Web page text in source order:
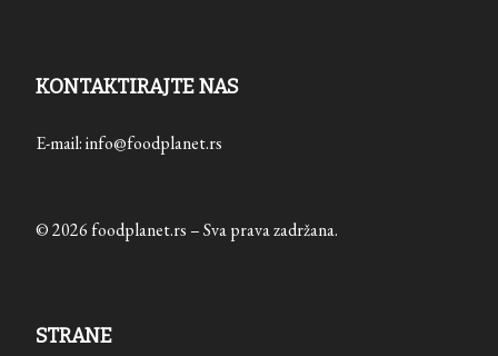
KONTAKTIRAJTE NAS
E-mail: info@foodplanet.rs
© 2026 foodplanet.rs – Sva prava zadržana.
STRANE